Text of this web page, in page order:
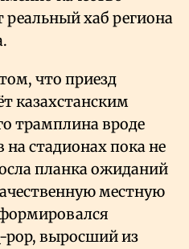
реальный хаб региона
что приезд
казахстанским
трамплина вроде
на стадионах пока не
планка ожиданий
местную
pop, выросший из